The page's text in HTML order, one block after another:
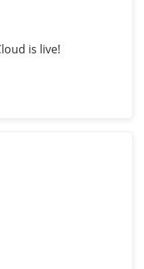
is live!